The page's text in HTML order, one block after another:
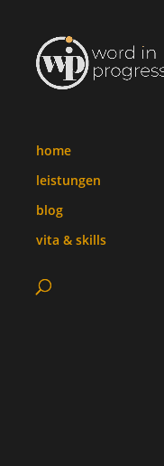
home
leistungen
blog
vita & skills